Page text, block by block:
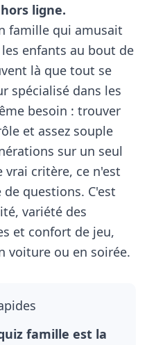
ligne.
famille qui amusait
enfants au bout de
là que tout se
spécialisé dans les
besoin : trouver
et assez souple
sur un seul
critère, ce n'est
questions. C'est
variété des
et confort de jeu,
voiture ou en soirée.
famille est la